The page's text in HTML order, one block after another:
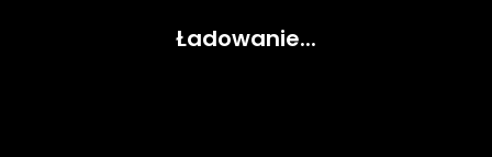
Ładowanie...